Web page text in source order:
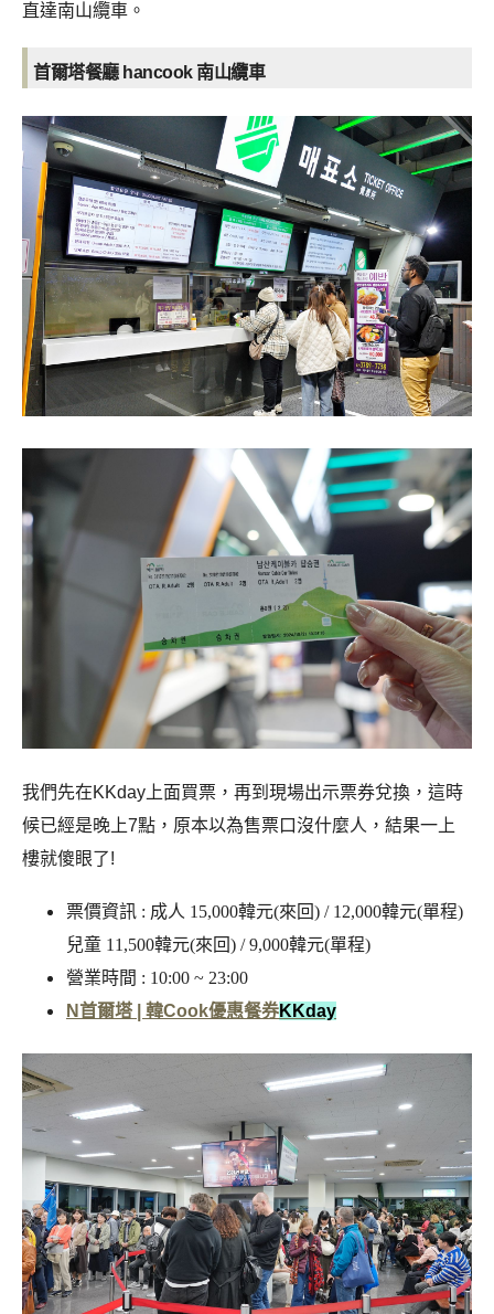
直達南山纜車。
首爾塔餐廳 hancook 南山纜車
我們先在KKday上面買票，再到現場出示票券兌換，這時
候已經是晚上7點，原本以為售票口沒什麼人，結果一上
樓就傻眼了!
票價資訊 : 成人 15,000韓元(來回) / 12,000韓元(單程)
兒童 11,500韓元(來回) / 9,000韓元(單程)
營業時間 : 10:00 ~ 23:00
N首爾塔 | 韓Cook優惠餐券KKday